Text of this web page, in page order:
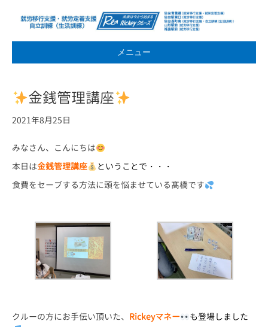
メニュー
金銭管理講座
2021年8月25日
みなさん、こんにちは
本日は金銭管理講座
ということで・・・
食費をセーブする方法に頭を悩ませている髙橋です
クルーの方にお手伝い頂いた、 Rickeyマネー も登場しました